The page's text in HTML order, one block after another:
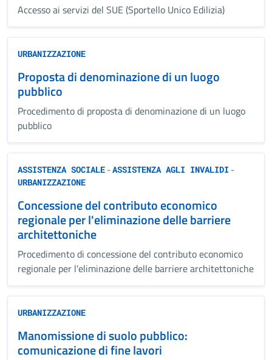
Accesso ai servizi del SUE (Sportello Unico Edilizia)
URBANIZZAZIONE
Proposta di denominazione di un luogo
pubblico
Procedimento di proposta di denominazione di un luogo
pubblico
ASSISTENZA SOCIALE -ASSISTENZA AGLI INVALIDI -
URBANIZZAZIONE
Concessione del contributo economico
regionale per l'eliminazione delle barriere
architettoniche
Procedimento di concessione del contributo economico
regionale per l'eliminazione delle barriere architettoniche
URBANIZZAZIONE
Manomissione di suolo pubblico:
comunicazione di fine lavori